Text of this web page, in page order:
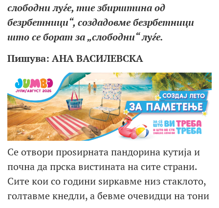
слободни луѓе, тие збирштина од
безрбетници“, создадовме безрбетници
што се борат за „слободни“ луѓе.
Пишува: АНА ВАСИЛЕВСКА
Се отвори проѕирната пандорина кутија и
почна да прска вистината на сите страни.
Сите кои со години ѕиркавме низ стаклото,
голтавме кнедли, а бевме очевидци на тони